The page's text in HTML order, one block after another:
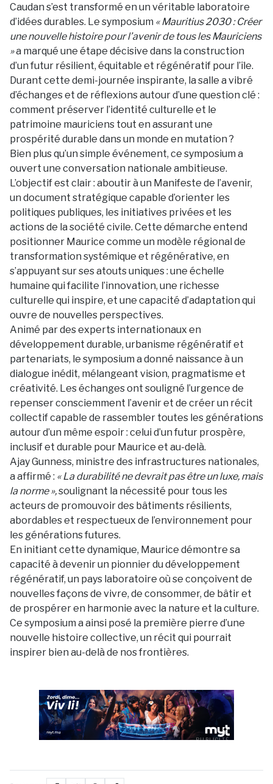
Caudan s’est transformé en un véritable laboratoire
d’idées durables. Le symposium « Mauritius 2030 : Créer
une nouvelle histoire pour l’avenir de tous les Mauriciens
»a marqué une étape décisive dans la construction
d’un futur résilient, équitable et régénératif pour l’île.
Durant cette demi-journée inspirante, la salle a vibré
d’échanges et de réflexions autour d’une question clé :
comment préserver l’identité culturelle et le
patrimoine mauriciens tout en assurant une
prospérité durable dans un monde en mutation ?
Bien plus qu’un simple événement, ce symposium a
ouvert une conversation nationale ambitieuse.
L’objectif est clair : aboutir à un Manifeste de l’avenir,
un document stratégique capable d’orienter les
politiques publiques, les initiatives privées et les
actions de la société civile. Cette démarche entend
positionner Maurice comme un modèle régional de
transformation systémique et régénérative, en
s’appuyant sur ses atouts uniques : une échelle
humaine qui facilite l’innovation, une richesse
culturelle qui inspire, et une capacité d’adaptation qui
ouvre de nouvelles perspectives.
Animé par des experts internationaux en
développement durable, urbanisme régénératif et
partenariats, le symposium a donné naissance à un
dialogue inédit, mélangeant vision, pragmatisme et
créativité. Les échanges ont souligné l’urgence de
repenser consciemment l’avenir et de créer un récit
collectif capable de rassembler toutes les générations
autour d’un même espoir : celui d’un futur prospère,
inclusif et durable pour Maurice et au-delà.
Ajay Gunness, ministre des infrastructures nationales,
a affirmé : « La durabilité ne devrait pas être un luxe, mais
la norme »,soulignant la nécessité pour tous les
acteurs de promouvoir des bâtiments résilients,
abordables et respectueux de l’environnement pour
les générations futures.
En initiant cette dynamique, Maurice démontre sa
capacité à devenir un pionnier du développement
régénératif, un pays laboratoire où se conçoivent de
nouvelles façons de vivre, de consommer, de bâtir et
de prospérer en harmonie avec la nature et la culture.
Ce symposium a ainsi posé la première pierre d’une
nouvelle histoire collective, un récit qui pourrait
inspirer bien au-delà de nos frontières.
PUBLICITÉ